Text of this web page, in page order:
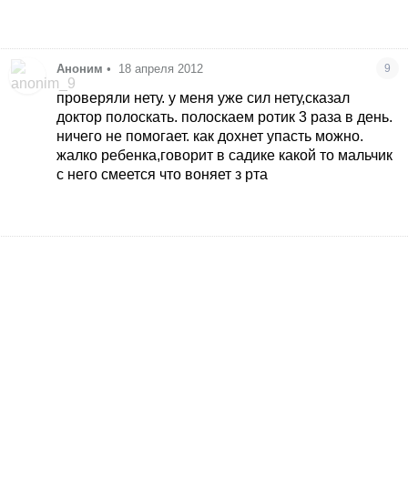
Аноним • 18 апреля 2012 9
проверяли нету. у меня уже сил нету,сказал
доктор полоскать. полоскаем ротик 3 раза в день.
ничего не помогает. как дохнет упасть можно.
жалко ребенка,говорит в садике какой то мальчик
с него смеется что воняет з рта